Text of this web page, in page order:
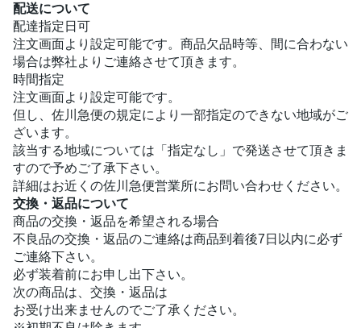
配送について
配達指定日可
注文画面より設定可能です。商品欠品時等、間に合わない
場合は弊社よりご連絡させて頂きます。
時間指定
注文画面より設定可能です。
但し、佐川急便の規定により一部指定のできない地域がご
ざいます。
該当する地域については「指定なし」で発送させて頂きま
すので予めご了承下さい。
詳細はお近くの佐川急便営業所にお問い合わせください。
交換・返品について
商品の交換・返品を希望される場合
不良品の交換・返品のご連絡は商品到着後7日以内に必ず
ご連絡下さい。
必ず装着前にお申し出下さい。
次の商品は、交換・返品は
お受け出来ませんのでご了承ください。